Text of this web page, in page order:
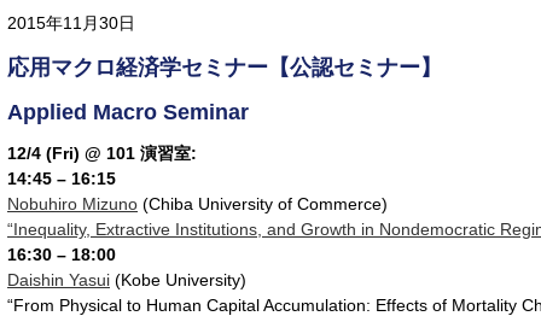
2015年11月30日
応用マクロ経済学セミナー【公認セミナー】
Applied Macro Seminar
12/4 (Fri) @ 101 演習室:
14:45 – 16:15
Nobuhiro Mizuno (Chiba University of Commerce)
“Inequality, Extractive Institutions, and Growth in Nondemocratic
16:30 – 18:00
Daishin Yasui (Kobe University)
“From Physical to Human Capital Accumulation: Effects of Mortality